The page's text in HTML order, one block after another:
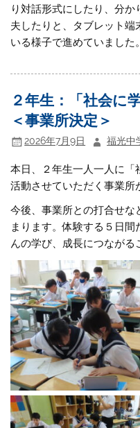
り対話形式にしたり、分
夫したりと、タブレット端
いる様子で進めていました
２年生：「社会に
＜事業所決定＞
2026年7月9日 福光中
本日、２年生一人一人に
活動させていただく事業所
今後、事業所との打合せ
まります。体験する５日
んの学び、成長につながる